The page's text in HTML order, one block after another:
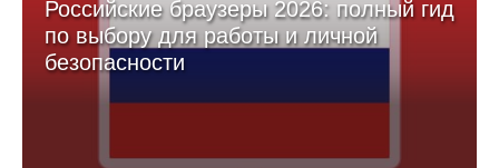
Российские браузеры 2026: полный гид
по выбору для работы и личной
безопасности